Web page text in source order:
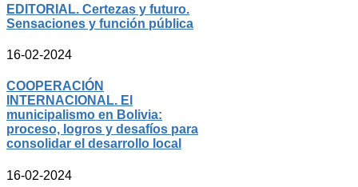
EDITORIAL. Certezas y futuro.
Sensaciones y función pública
16-02-2024
COOPERACIÓN
INTERNACIONAL. El
municipalismo en Bolivia:
proceso, logros y desafíos para
consolidar el desarrollo local
16-02-2024